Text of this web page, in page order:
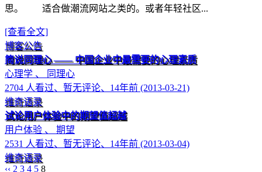
思。 适合做潮流网站之类的。或者年轻社区...
[查看全文]
博客公告
简说同理心 —— 中国企业中最需要的心理素质
心理学 、 同理心
2704 人看过、暂无评论、14年前 (2013-03-21)
维奇语录
试论用户体验中的期望值超越
用户体验 、 期望
2531 人看过、暂无评论、14年前 (2013-03-04)
维奇语录
‹‹ 2 3 4 5 8